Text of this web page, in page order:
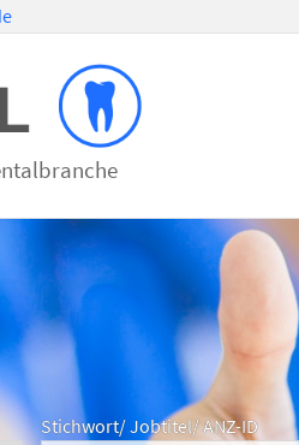
Stichwort/ Jobtitel/ ANZ-ID